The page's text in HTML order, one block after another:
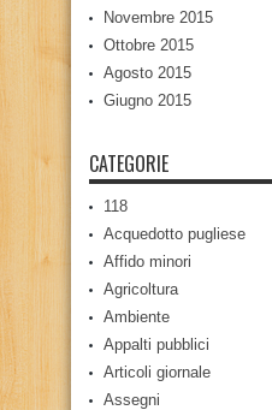
Novembre 2015
Ottobre 2015
Agosto 2015
Giugno 2015
CATEGORIE
118
Acquedotto pugliese
Affido minori
Agricoltura
Ambiente
Appalti pubblici
Articoli giornale
Assegni